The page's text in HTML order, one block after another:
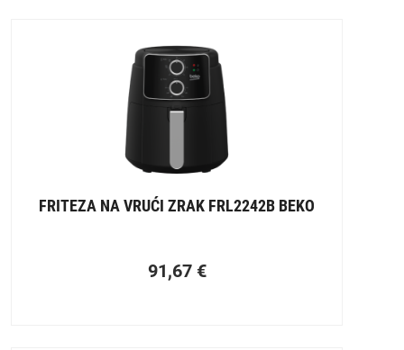
FRITEZA NA VRUĆI ZRAK FRL2242B BEKO
91,67 €